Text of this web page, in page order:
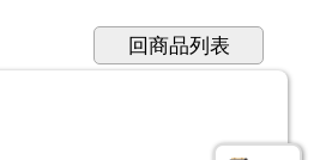
回商品列表